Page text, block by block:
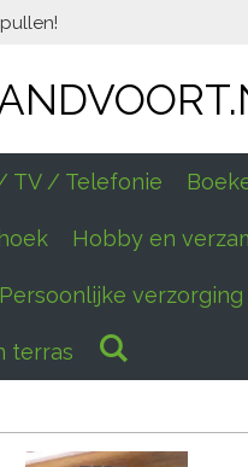
TV / Telefonie
Hobby en
Persoonlijke verzorging
terras